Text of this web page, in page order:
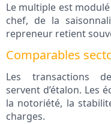
Le multiple est
chef, de la
repreneur retient
Comparables
Les transactions
servent d’étalon. Les
la notoriété, la
charges.